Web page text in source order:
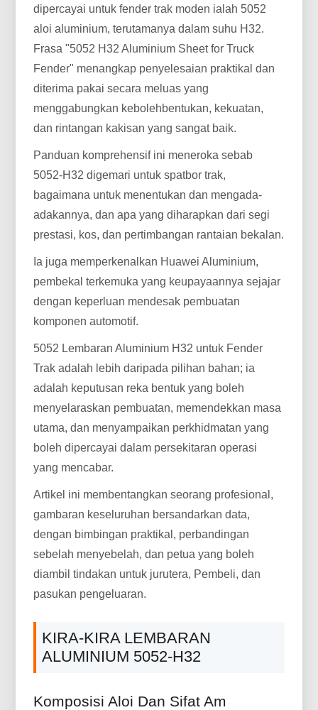
dipercayai untuk fender trak moden ialah 5052
aloi aluminium, terutamanya dalam suhu H32.
Frasa "5052 H32 Aluminium Sheet for Truck
Fender" menangkap penyelesaian praktikal dan
diterima pakai secara meluas yang
menggabungkan kebolehbentukan, kekuatan,
dan rintangan kakisan yang sangat baik.
Panduan komprehensif ini meneroka sebab
5052-H32 digemari untuk spatbor trak,
bagaimana untuk menentukan dan mengada-
adakannya, dan apa yang diharapkan dari segi
prestasi, kos, dan pertimbangan rantaian bekalan.
Ia juga memperkenalkan Huawei Aluminium,
pembekal terkemuka yang keupayaannya sejajar
dengan keperluan mendesak pembuatan
komponen automotif.
5052 Lembaran Aluminium H32 untuk Fender
Trak adalah lebih daripada pilihan bahan; ia
adalah keputusan reka bentuk yang boleh
menyelaraskan pembuatan, memendekkan masa
utama, dan menyampaikan perkhidmatan yang
boleh dipercayai dalam persekitaran operasi
yang mencabar.
Artikel ini membentangkan seorang profesional,
gambaran keseluruhan bersandarkan data,
dengan bimbingan praktikal, perbandingan
sebelah menyebelah, dan petua yang boleh
diambil tindakan untuk jurutera, Pembeli, dan
pasukan pengeluaran.
KIRA-KIRA LEMBARAN
ALUMINIUM 5052-H32
Komposisi Aloi Dan Sifat Am